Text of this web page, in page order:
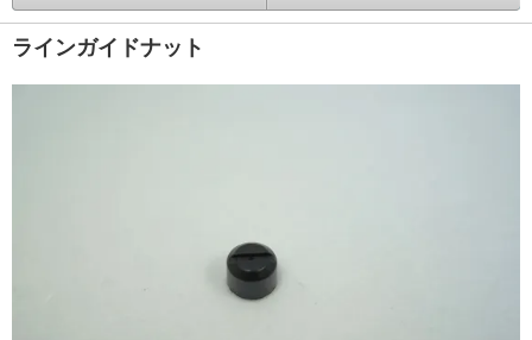
ラインガイドナット